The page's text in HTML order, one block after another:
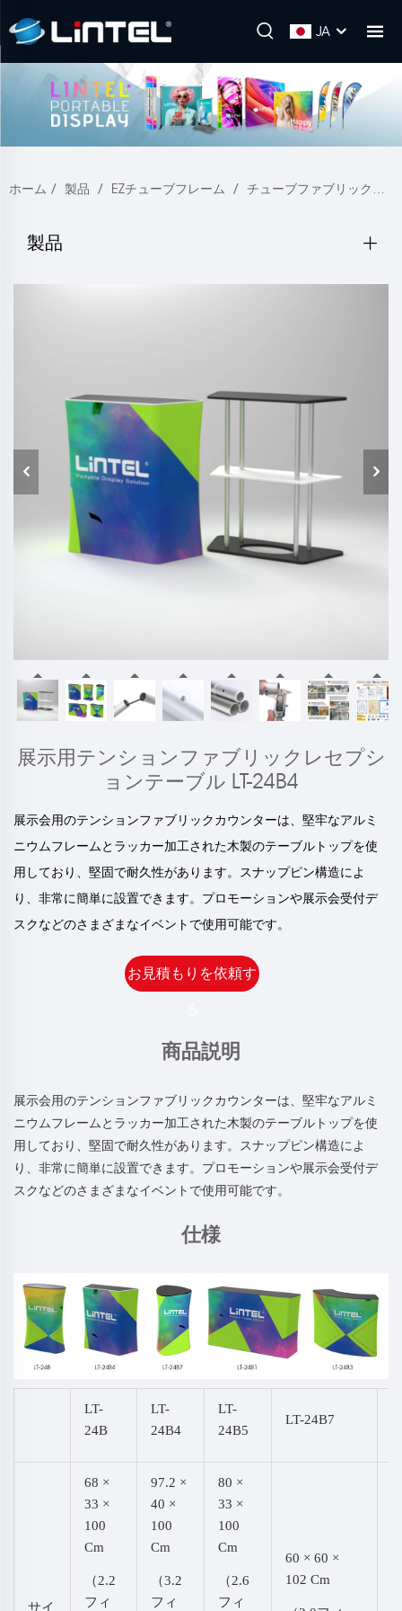
JA
ホーム / 製品 / EZチューブフレーム / チューブファブリックフレーム
製品
展示用テンションファブリックレセプシ
ョンテーブル LT-24B4
展示会用のテンションファブリックカウンターは、堅牢なアルミ
ニウムフレームとラッカー加工された木製のテーブルトップを使
用しており、堅固で耐久性があります。スナップピン構造によ
り、非常に簡単に設置できます。プロモーションや展示会受付デ
スクなどのさまざまなイベントで使用可能です。
お見積もりを依頼す
商品説明
展示会用のテンションファブリックカウンターは、堅牢なアルミ
ニウムフレームとラッカー加工された木製のテーブルトップを使
用しており、堅固で耐久性があります。スナップピン構造によ
り、非常に簡単に設置できます。プロモーションや展示会受付デ
スクなどのさまざまなイベントで使用可能です。
仕様
LT-
24B
LT-
24B4
LT-
24B5
LT-24B7
サイ
68 ×
33 ×
100
Cm
（2.2
フィ
97.2 ×
40 ×
100
Cm
（3.2
フィ
80 ×
33 ×
100
Cm
（2.6
フィ
60 × 60 ×
102 Cm